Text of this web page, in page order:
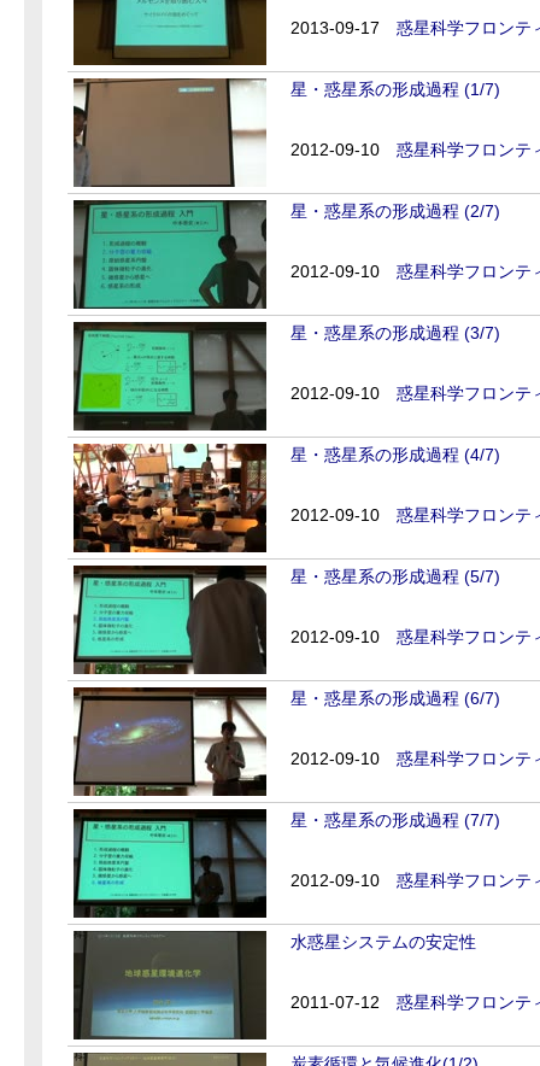
2013-09-17 惑星科学フロンテ
星・惑星系の形成過程 (1/7)
2012-09-10 惑星科学フロンテ
星・惑星系の形成過程 (2/7)
2012-09-10 惑星科学フロンテ
星・惑星系の形成過程 (3/7)
2012-09-10 惑星科学フロンテ
星・惑星系の形成過程 (4/7)
2012-09-10 惑星科学フロンテ
星・惑星系の形成過程 (5/7)
2012-09-10 惑星科学フロンテ
星・惑星系の形成過程 (6/7)
2012-09-10 惑星科学フロンテ
星・惑星系の形成過程 (7/7)
2012-09-10 惑星科学フロンテ
水惑星システムの安定性
2011-07-12 惑星科学フロンテ